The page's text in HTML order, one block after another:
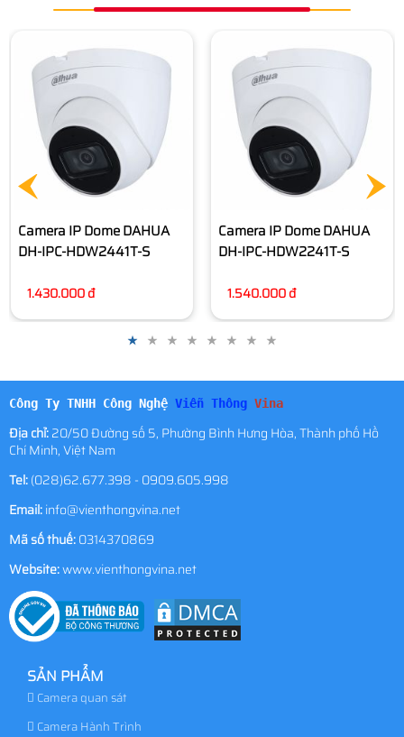
Camera IP Dome DAHUA
DH-IPC-HDW2241T-S
1.540.000 đ
Camera IP DAHUA DH-IPC-
HFW2841T-AS
Liên hệ
Công Ty TNHH Công Nghệ Viễn Thông Vina
Địa chỉ:20/50 Đường số 5, Phường Bình Hưng Hòa, Thành phố Hồ
Chí Minh, Việt Nam
Tel:(028)62.677.398 - 0909.605.998
Email:info@vienthongvina.net
Mã số thuế:0314370869
Website:www.vienthongvina.net
SẢN PHẨM
Camera quan sát
Camera Hành Trình